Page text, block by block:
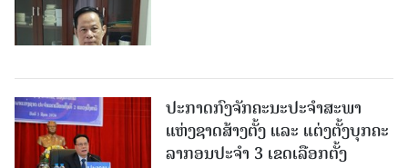
ປະກາດກົງຈັກຄະນະປະຈໍາສະພາ
ແຫ່ງຊາດສ້າງຕັ້ງ ແລະ ແຕ່ງຕັ້ງບຸກຄະ
ລາກອນປະຈໍາ 3 ເຂດເລືອກຕັ້ງ